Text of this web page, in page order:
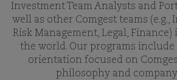
Investment Team Analysts and
well as other Comgest teams (e.g.,
Risk Management, Legal,
the world. Our programs
orientation focused on
philosophy and